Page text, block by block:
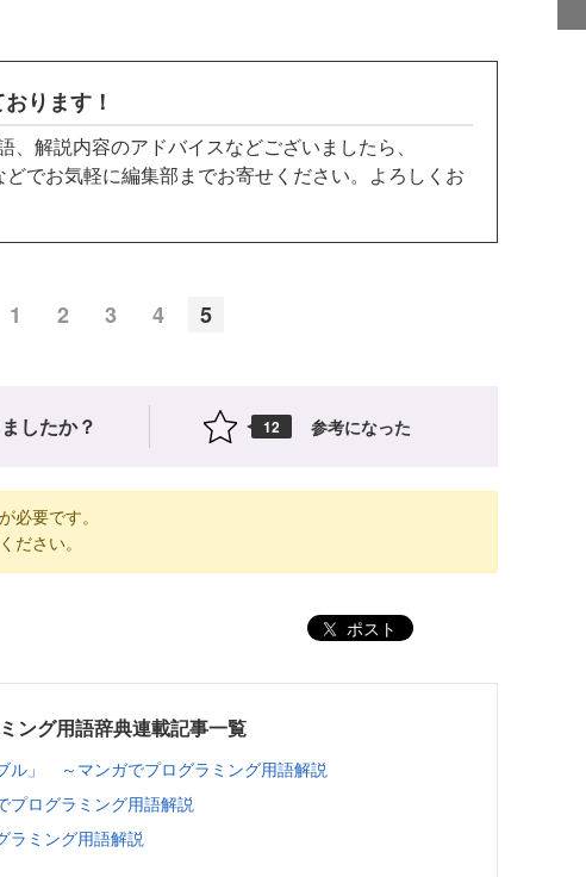
ります！
解説内容のアドバイスなどございましたら、
どでお気軽に編集部までお寄せください。よろしくお
1 2 3 4 5
したか？ 12 参考になった
が必要です。
ださい。
ポスト
ング用語辞典連載記事一覧
ル」 ～マンガでプログラミング用語解説
プログラミング用語解説
ラミング用語解説